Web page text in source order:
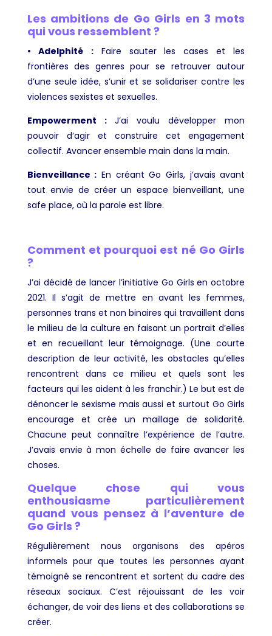
Les ambitions de Go Girls en 3 mots
qui vous ressemblent ?
• Adelphité :Faire sauter les cases et les
frontières des genres pour se retrouver autour
d’une seule idée, s’unir et se solidariser contre les
violences sexistes et sexuelles.
Empowerment : J’ai voulu développer mon
pouvoir d’agir et construire cet engagement
collectif. Avancer ensemble main dans la main.
Bienveillance : En créant Go Girls, j’avais avant
tout envie de créer un espace bienveillant, une
safe place, où la parole est libre.
Comment et pourquoi est né Go Girls
?
J’ai décidé de lancer l’initiative Go Girls en octobre
2021. Il s’agit de mettre en avant les femmes,
personnes trans et non binaires qui travaillent dans
le milieu de la culture en faisant un portrait d’elles
et en recueillant leur témoignage. (Une courte
description de leur activité, les obstacles qu’elles
rencontrent dans ce milieu et quels sont les
facteurs qui les aident à les franchir.) Le but est de
dénoncer le sexisme mais aussi et surtout Go Girls
encourage et crée un maillage de solidarité.
Chacune peut connaître l’expérience de l’autre.
J’avais envie à mon échelle de faire avancer les
choses.
Quelque chose qui vous
enthousiasme particulièrement
quand vous pensez à l’aventure de
Go Girls ?
Régulièrement nous organisons des apéros
informels pour que toutes les personnes ayant
témoigné se rencontrent et sortent du cadre des
réseaux sociaux. C’est réjouissant de les voir
échanger, de voir des liens et des collaborations se
créer.